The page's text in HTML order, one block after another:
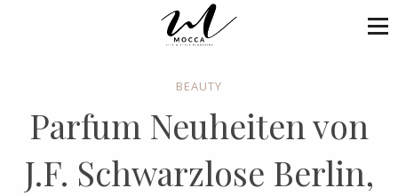
BEAUTY
Parfum Neuheiten von
J.F. Schwarzlose Berlin,